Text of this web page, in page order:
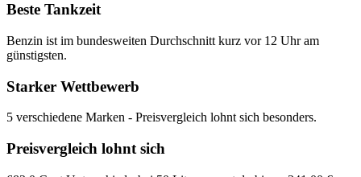
Beste Tankzeit
Benzin ist im bundesweiten Durchschnitt kurz vor 12 Uhr am
günstigsten.
Starker Wettbewerb
5 verschiedene Marken - Preisvergleich lohnt sich besonders.
Preisvergleich lohnt sich